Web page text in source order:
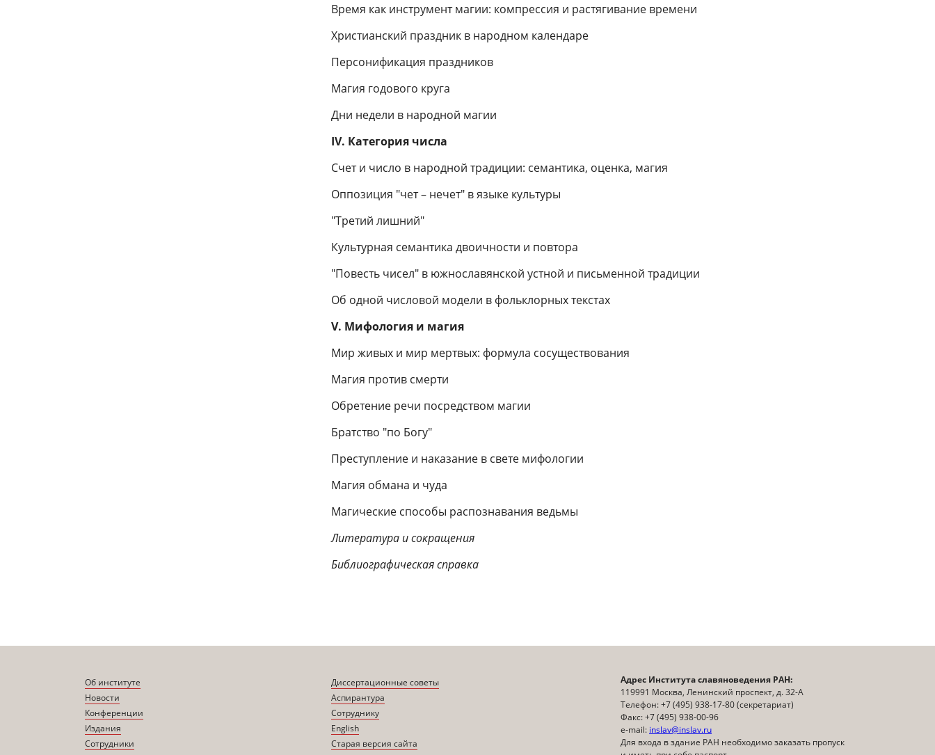
Время как инструмент магии: компрессия и растягивание времени
Христианский праздник в народном календаре
Персонификация праздников
Магия годового круга
Дни недели в народной магии
IV. Категория числа
Счет и число в народной традиции: семантика, оценка, магия
Оппозиция "чет – нечет" в языке культуры
"Третий лишний"
Культурная семантика двоичности и повтора
"Повесть чисел" в южнославянской устной и письменной традиции
Об одной числовой модели в фольклорных текстах
V. Мифология и магия
Мир живых и мир мертвых: формула сосуществования
Магия против смерти
Обретение речи посредством магии
Братство "по Богу"
Преступление и наказание в свете мифологии
Магия обмана и чуда
Магические способы распознавания ведьмы
Литература и сокращения
Библиографическая справка
Об институте
Новости
Конференции
Издания
Сотрудники
Диссертационные советы
Аспирантура
Сотруднику
English
Старая версия сайта
Адрес Института славяноведения РАН:
119991 Москва, Ленинский проспект, д. 32-А
Телефон: +7 (495) 938-17-80 (секретариат)
Факс: +7 (495) 938-00-96
e-mail: inslav@inslav.ru
Для входа в здание РАН необходимо заказать пропуск